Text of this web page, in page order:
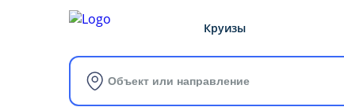
Круизы
Объект или направление